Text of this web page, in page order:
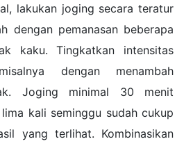
lakukan joging secara teratur
dengan pemanasan beberapa
kaku. Tingkatkan intensitas
dengan menambah
Joging minimal 30 menit
kali seminggu sudah cukup
yang terlihat. Kombinasikan